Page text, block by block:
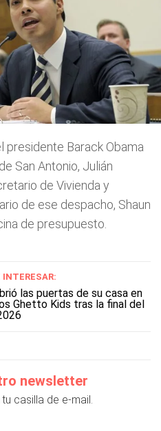
presidente Barack Obama
San Antonio, Julián
de Vivienda y
de ese despacho, Shaun
de presupuesto.
INTERESAR:
las puertas de su casa en
Ghetto Kids tras la final del
newsletter
casilla de e-mail.